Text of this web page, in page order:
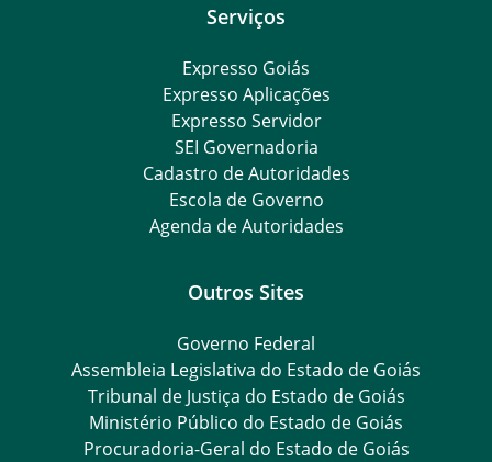
Serviços
Expresso Goiás
Expresso Aplicações
Expresso Servidor
SEI Governadoria
Cadastro de Autoridades
Escola de Governo
Agenda de Autoridades
Outros Sites
Governo Federal
Assembleia Legislativa do Estado de Goiás
Tribunal de Justiça do Estado de Goiás
Ministério Público do Estado de Goiás
Procuradoria-Geral do Estado de Goiás